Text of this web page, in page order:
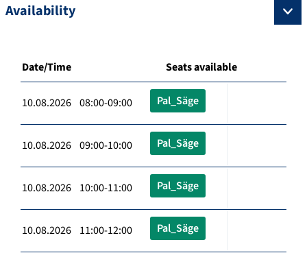
Availability
Date/Time Seats available
10.08.2026 08:00-09:00 Pal_Säge
10.08.2026 09:00-10:00 Pal_Säge
10.08.2026 10:00-11:00 Pal_Säge
10.08.2026 11:00-12:00 Pal_Säge